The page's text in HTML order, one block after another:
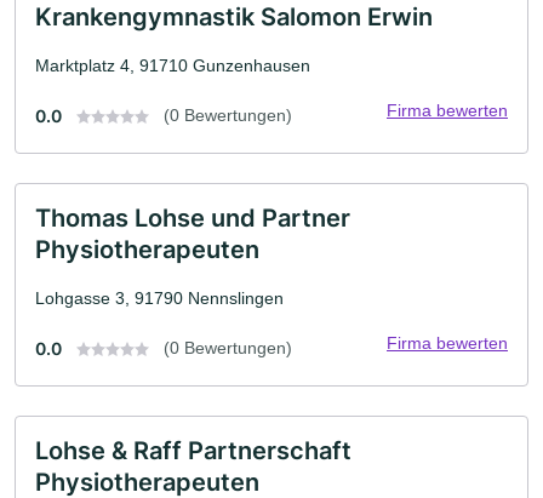
Krankengymnastik Salomon Erwin
Marktplatz 4, 91710 Gunzenhausen
0.0 (0 Bewertungen) Firma bewerten
Thomas Lohse und Partner
Physiotherapeuten
Lohgasse 3, 91790 Nennslingen
0.0 (0 Bewertungen) Firma bewerten
Lohse & Raff Partnerschaft
Physiotherapeuten